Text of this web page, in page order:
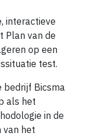
interactieve
Plan van de
op een
test.
bedrijf Bicsma
als het
in de
van het